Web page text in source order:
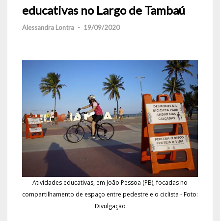
educativas no Largo de Tambaú
Alessandra Lontra - 19/09/2020
Atividades educativas, em João Pessoa (PB), focadas no
compartilhamento de espaço entre pedestre e o ciclista - Foto:
Divulgação